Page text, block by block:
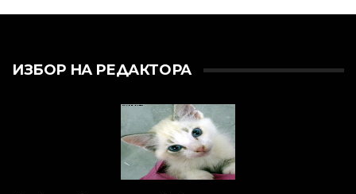
ИЗБОР НА РЕДАКТОРА